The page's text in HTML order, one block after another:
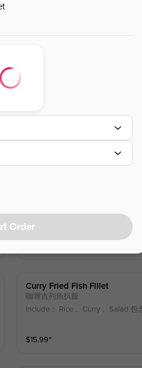
Include： Rice， Curry， Salad
Curry Fried Fish Fillet
咖喱吉列魚扒飯
Include： Rice， Curry， Salad
$15.99⁺
Order